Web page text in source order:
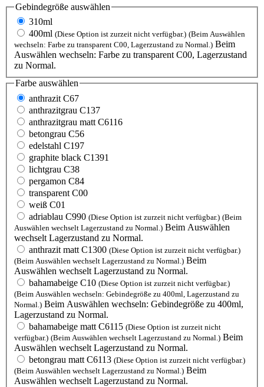
Gebindegröße auswählen
310ml
400ml (Diese Option ist zurzeit nicht verfügbar.) (Beim Auswählen
wechseln: Farbe zu transparent C00, Lagerzustand zu Normal.) Beim
Auswählen wechseln: Farbe zu transparent C00, Lagerzustand
zu Normal.
Farbe auswählen
anthrazit C67
anthrazitgrau C137
anthrazitgrau matt C6116
betongrau C56
edelstahl C197
graphite black C1391
lichtgrau C38
pergamon C84
transparent C00
weiß C01
adriablau C990 (Diese Option ist zurzeit nicht verfügbar.) (Beim
Auswählen wechselt Lagerzustand zu Normal.) Beim Auswählen
wechselt Lagerzustand zu Normal.
anthrazit matt C1300 (Diese Option ist zurzeit nicht verfügbar.)
(Beim Auswählen wechselt Lagerzustand zu Normal.) Beim
Auswählen wechselt Lagerzustand zu Normal.
bahamabeige C10 (Diese Option ist zurzeit nicht verfügbar.)
(Beim Auswählen wechseln: Gebindegröße zu 400ml, Lagerzustand zu
Normal.) Beim Auswählen wechseln: Gebindegröße zu 400ml,
Lagerzustand zu Normal.
bahamabeige matt C6115 (Diese Option ist zurzeit nicht
verfügbar.) (Beim Auswählen wechselt Lagerzustand zu Normal.) Beim
Auswählen wechselt Lagerzustand zu Normal.
betongrau matt C6113 (Diese Option ist zurzeit nicht verfügbar.)
(Beim Auswählen wechselt Lagerzustand zu Normal.) Beim
Auswählen wechselt Lagerzustand zu Normal.